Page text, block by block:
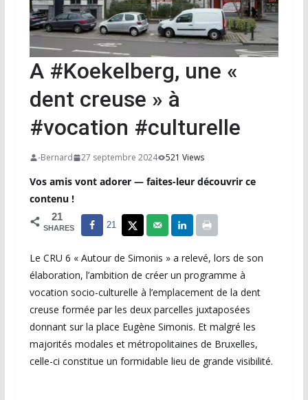
A #Koekelberg, une «
dent creuse » à
#vocation #culturelle
-Bernard 27 septembre 2024 521 Views
Vos amis vont adorer — faites-leur découvrir ce
contenu !
21
SHARES 21
Le CRU 6 « Autour de Simonis » a relevé, lors de son
élaboration, l’ambition de créer un programme à
vocation socio-culturelle à l’emplacement de la dent
creuse formée par les deux parcelles juxtaposées
donnant sur la place Eugène Simonis. Et malgré les
majorités modales et métropolitaines de Bruxelles,
celle-ci constitue un formidable lieu de grande visibilité.